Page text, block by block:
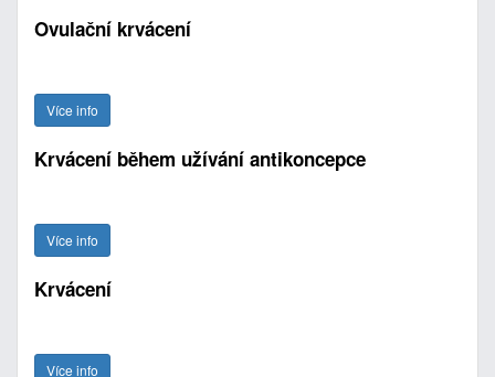
Ovulační krvácení
Více info
Krvácení během užívání antikoncepce
Více info
Krvácení
Více info